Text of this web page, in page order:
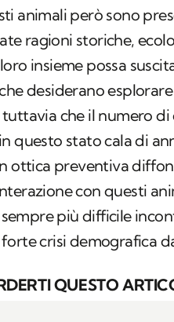
animali però sono
ragioni storiche,
insieme possa
desiderano
che il numero di
questo stato cala di
ottica preventiva
con questi
più difficile
crisi demografica
QUESTO